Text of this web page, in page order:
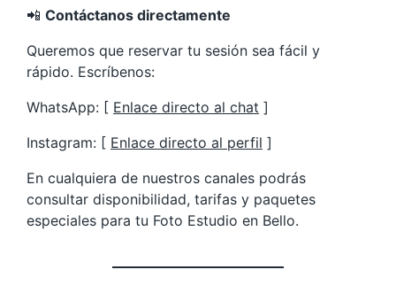
📲 Contáctanos directamente
Queremos que reservar tu sesión sea fácil y
rápido. Escríbenos:
WhatsApp: [ Enlace directo al chat ]
Instagram: [ Enlace directo al perfil ]
En cualquiera de nuestros canales podrás
consultar disponibilidad, tarifas y paquetes
especiales para tu Foto Estudio en Bello.